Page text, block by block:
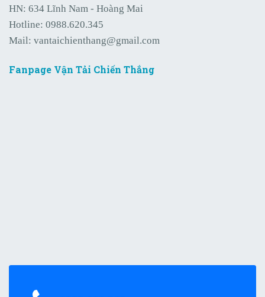
HN: 634 Lĩnh Nam - Hoàng Mai
Hotline: 0988.620.345
Mail: vantaichienthang@gmail.com
Fanpage Vận Tải Chiến Thắng